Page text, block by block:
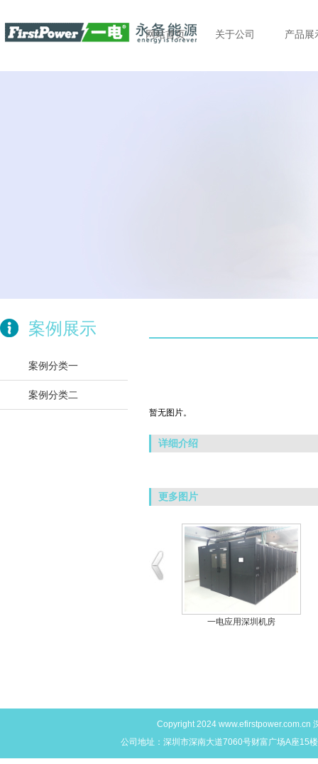
网站首页 关于公司 产品展
案例展示
案例分类一
案例分类二
暂无图片。
详细介绍
更多图片
一电应用深圳机房
Copyright 2024 www.efirstpower.com.cn
公司地址：深圳市深南大道7060号财富广场A座15